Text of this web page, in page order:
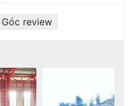
Góc review